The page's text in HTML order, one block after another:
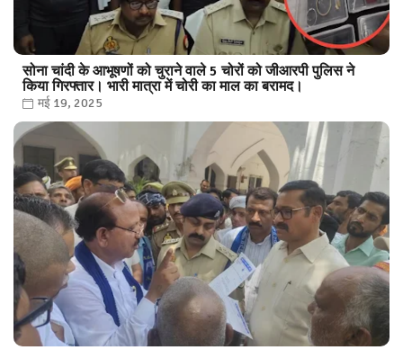
सोना चांदी के आभूषणों को चुराने वाले 5 चोरों को जीआरपी पुलिस ने
किया गिरफ्तार। भारी मात्रा में चोरी का माल का बरामद।
मई 19, 2025